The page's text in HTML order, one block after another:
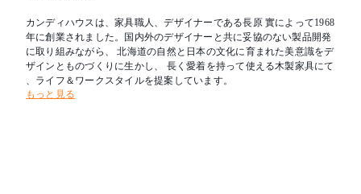
カンディハウスは、家具職人、デザイナーである長原 實によって1968
年に創業されました。国内外のデザイナーと共に妥協のない製品開発
に取り組みながら、 北海道の自然と日本の文化に育まれた美意識をデ
ザインとものづくりに生かし、 長く愛着を持って使える木製家具にて
、ライフ＆ワークスタイルを提案しています。
もっと見る